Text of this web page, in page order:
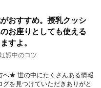
おすすめ。授乳クッシ
お座りとしても使える
すよ。
娠中のコツ
へ★ 世の中にたくさんある情報
を見つけていただきありがと